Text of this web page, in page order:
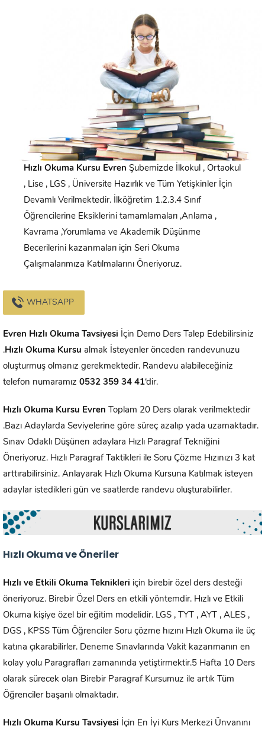
Hızlı Okuma Kursu EvrenŞubemizde İlkokul , Ortaokul
, Lise , LGS , Üniversite Hazırlık ve Tüm Yetişkinler İçin
Devamlı Verilmektedir. İlköğretim 1.2.3.4 Sınıf
Öğrencilerine Eksiklerini tamamlamaları ,Anlama ,
Kavrama ,Yorumlama ve Akademik Düşünme
Becerilerini kazanmaları için Seri Okuma
Çalışmalarımıza Katılmalarını Öneriyoruz.
WHATSAPP
Evren Hızlı Okuma Tavsiyesi İçin Demo Ders Talep Edebilirsiniz
.Hızlı Okuma Kursu almak İsteyenler önceden randevunuzu
oluşturmuş olmanız gerekmektedir. Randevu alabileceğiniz
telefon numaramız 0532 359 34 41‘dir.
Hızlı Okuma Kursu Evren Toplam 20 Ders olarak verilmektedir
.Bazı Adaylarda Seviyelerine göre süreç azalıp yada uzamaktadır.
Sınav Odaklı Düşünen adaylara Hızlı Paragraf Tekniğini
Öneriyoruz. Hızlı Paragraf Taktikleri ile Soru Çözme Hızınızı 3 kat
arttırabilirsiniz. Anlayarak Hızlı Okuma Kursuna Katılmak isteyen
adaylar istedikleri gün ve saatlerde randevu oluşturabilirler.
Hızlı Okuma ve Öneriler
Hızlı ve Etkili Okuma Teknikleri için birebir özel ders desteği
öneriyoruz. Birebir Özel Ders en etkili yöntemdir. Hızlı ve Etkili
Okuma kişiye özel bir eğitim modelidir. LGS , TYT , AYT , ALES ,
DGS , KPSS Tüm Öğrenciler Soru çözme hızını Hızlı Okuma ile üç
katına çıkarabilirler. Deneme Sınavlarında Vakit kazanmanın en
kolay yolu Paragrafları zamanında yetiştirmektir.5 Hafta 10 Ders
olarak sürecek olan Birebir Paragraf Kursumuz ile artık Tüm
Öğrenciler başarılı olmaktadır.
Hızlı Okuma Kursu Tavsiyesi İçin En İyi Kurs Merkezi Ünvanını